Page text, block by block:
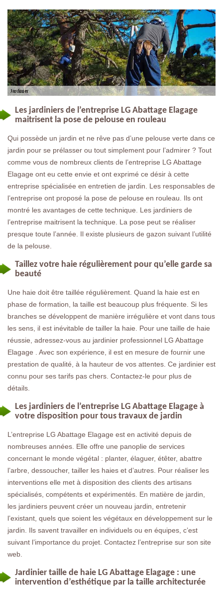
Les jardiniers de l’entreprise LG Abattage Elagage
maitrisent la pose de pelouse en rouleau
Qui possède un jardin et ne rêve pas d’une pelouse verte dans ce
jardin pour se prélasser ou tout simplement pour l’admirer ? Tout
comme vous de nombreux clients de l’entreprise LG Abattage
Elagage ont eu cette envie et ont exprimé ce désir à cette
entreprise spécialisée en entretien de jardin. Les responsables de
l’entreprise ont proposé la pose de pelouse en rouleau. Ils ont
montré les avantages de cette technique. Les jardiniers de
l’entreprise maitrisent la technique. La pose peut se réaliser
presque toute l’année. Il existe plusieurs de gazon suivant l’utilité
de la pelouse.
Taillez votre haie régulièrement pour qu’elle garde sa
beauté
Une haie doit être taillée régulièrement. Quand la haie est en
phase de formation, la taille est beaucoup plus fréquente. Si les
branches se développent de manière irrégulière et vont dans tous
les sens, il est inévitable de tailler la haie. Pour une taille de haie
réussie, adressez-vous au jardinier professionnel LG Abattage
Elagage . Avec son expérience, il est en mesure de fournir une
prestation de qualité, à la hauteur de vos attentes. Ce jardinier est
connu pour ses tarifs pas chers. Contactez-le pour plus de
détails.
Les jardiniers de l’entreprise LG Abattage Elagage à
votre disposition pour tous travaux de jardin
L’entreprise LG Abattage Elagage est en activité depuis de
nombreuses années. Elle offre une panoplie de services
concernant le monde végétal : planter, élaguer, étêter, abattre
l’arbre, dessoucher, tailler les haies et d’autres. Pour réaliser les
interventions elle met à disposition des clients des artisans
spécialisés, compétents et expérimentés. En matière de jardin,
les jardiniers peuvent créer un nouveau jardin, entretenir
l’existant, quels que soient les végétaux en développement sur le
jardin. Ils savent travailler en individuels ou en équipes, c’est
suivant l’importance du projet. Contactez l’entreprise sur son site
web.
Jardinier taille de haie LG Abattage Elagage : une
intervention d’esthétique par la taille architecturée